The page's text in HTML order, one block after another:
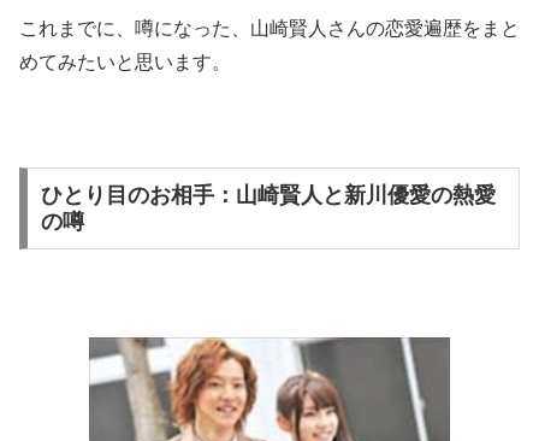
これまでに、噂になった、山崎賢人さんの恋愛遍歴をまと
めてみたいと思います。
ひとり目のお相手：山崎賢人と新川優愛の熱愛
の噂